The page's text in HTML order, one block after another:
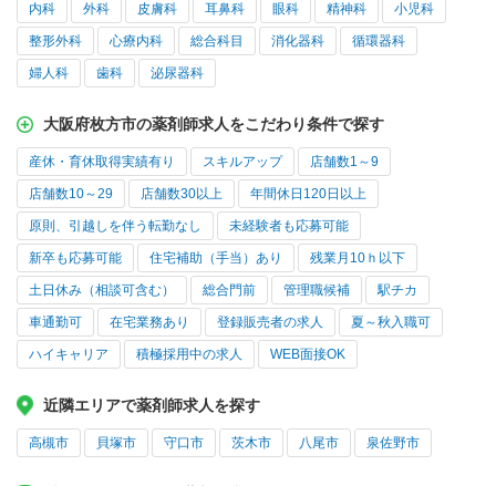
内科 外科 皮膚科 耳鼻科 眼科 精神科 小児科
整形外科 心療内科 総合科目 消化器科 循環器科
婦人科 歯科 泌尿器科
大阪府枚方市の薬剤師求人をこだわり条件で探す
産休・育休取得実績有り スキルアップ 店舗数1～9
店舗数10～29 店舗数30以上 年間休日120日以上
原則、引越しを伴う転勤なし 未経験者も応募可能
新卒も応募可能 住宅補助（手当）あり 残業月10ｈ以下
土日休み（相談可含む） 総合門前 管理職候補 駅チカ
車通勤可 在宅業務あり 登録販売者の求人 夏～秋入職可
ハイキャリア 積極採用中の求人 WEB面接OK
近隣エリアで薬剤師求人を探す
高槻市 貝塚市 守口市 茨木市 八尾市 泉佐野市